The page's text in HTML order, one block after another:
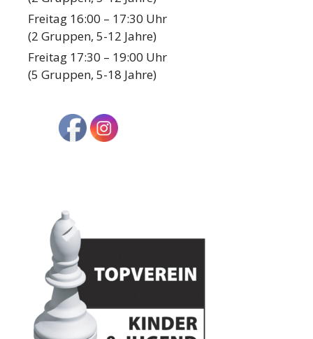
Freitag 16:00 – 17:30 Uhr
(2 Gruppen, 5-12 Jahre)
Freitag 17:30 – 19:00 Uhr
(5 Gruppen, 5-18 Jahre)